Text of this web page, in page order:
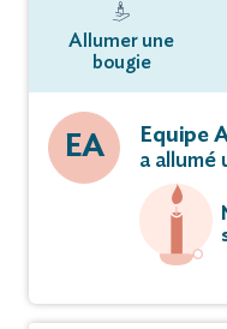
Allumer une
bougie
EA
Equipe
a allumé